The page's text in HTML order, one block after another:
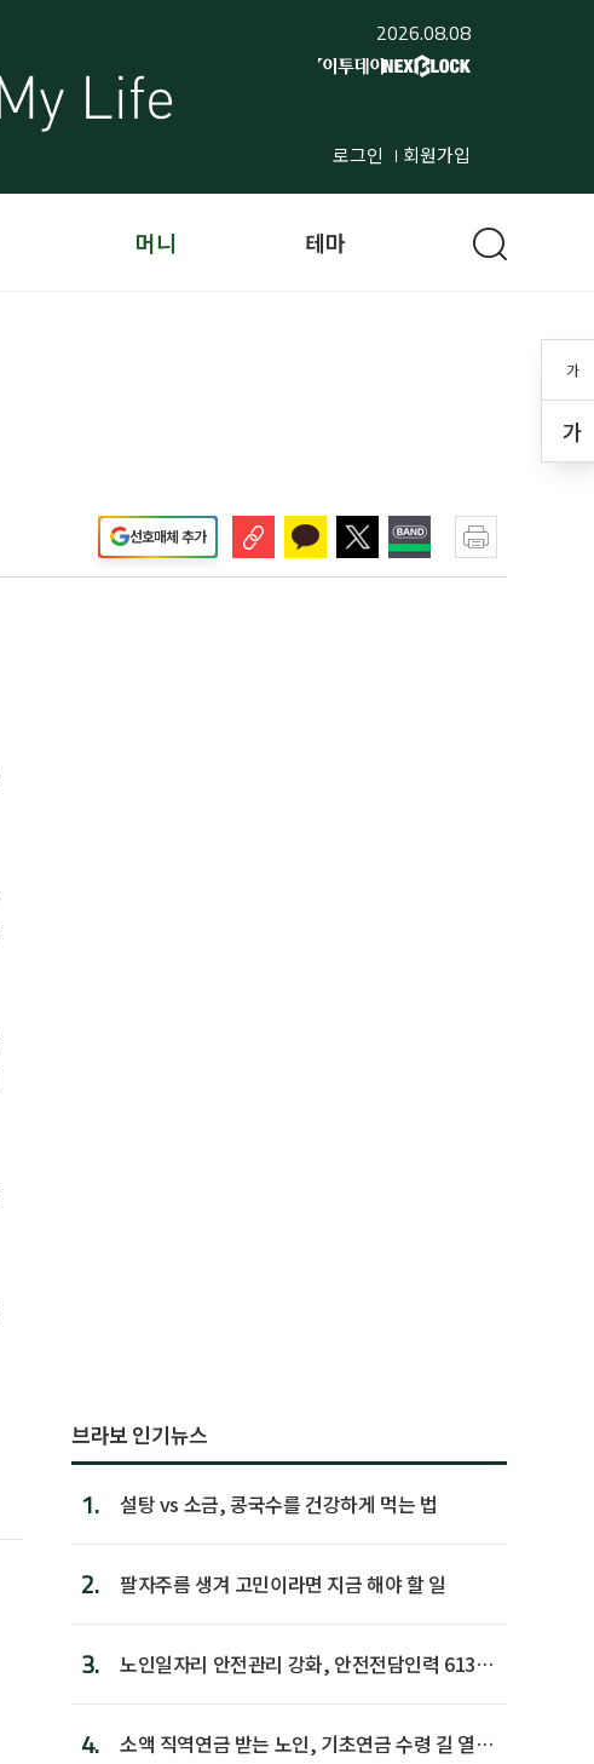
2026.08.08
로그인 회원가입
가
가
머니 테마
선호매체 추가
브라보 인기뉴스
1. 설탕 vs 소금, 콩국수를 건강하게 먹는 법
2. 팔자주름 생겨 고민이라면 지금 해야 할 일
3.
노인일자리 안전관리 강화, 안전전담인력 613명
4.
소액 직역연금 받는 노인, 기초연금 수령 길 열린